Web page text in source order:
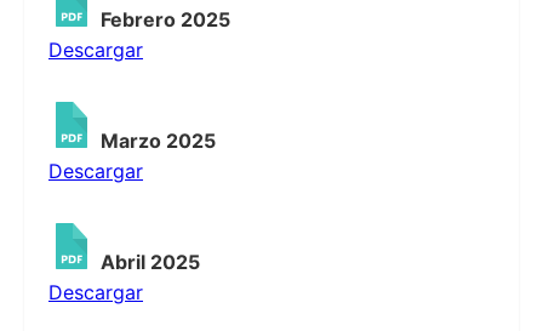
Febrero 2025
Descargar
Marzo 2025
Descargar
Abril 2025
Descargar